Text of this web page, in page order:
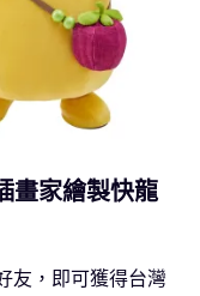
畫家繪製快龍
友，即可獲得台灣